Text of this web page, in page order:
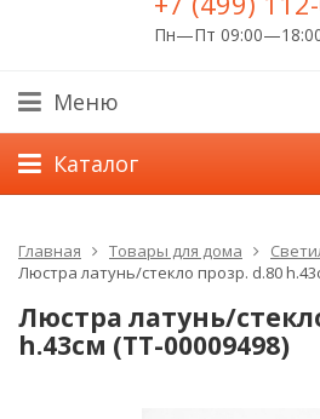
Пн—Пт
Меню
Каталог
Главная Товары для дома
Люстра латунь/стекло прозр. d.80
Люстра латунь/
h.43см (TT-00009498)